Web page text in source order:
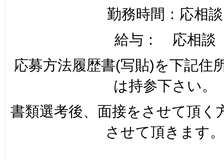
勤務時間：応相談
給与： 応相談
応募方法履歴書(写貼)を下記住
は持参下さい。
書類選考後、面接をさせて頂く
させて頂きます。